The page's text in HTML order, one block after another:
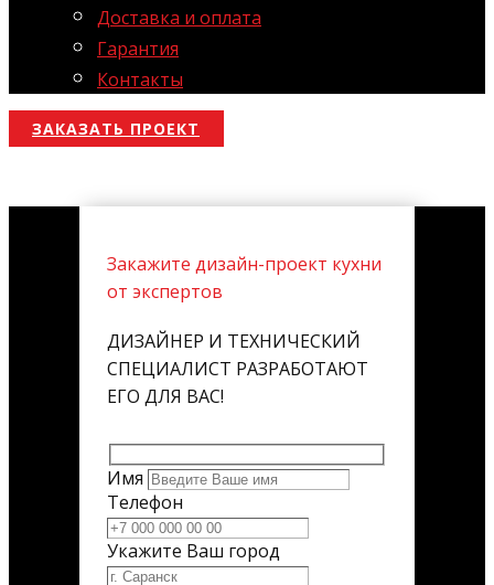
Доставка и оплата
Гарантия
Контакты
ЗАКАЗАТЬ ПРОЕКТ
Закажите дизайн-проект кухни
от экспертов
ДИЗАЙНЕР И ТЕХНИЧЕСКИЙ
СПЕЦИАЛИСТ РАЗРАБОТАЮТ
ЕГО ДЛЯ ВАС!
Имя
Телефон
Укажите Ваш город